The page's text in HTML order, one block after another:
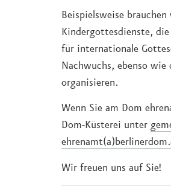
Beispielsweise
Kindergottesdienste,
für internationale
Nachwuchs, ebenso
organisieren.
Wenn Sie am Dom
Dom-Küsterei unter
Wir freuen uns auf Sie!